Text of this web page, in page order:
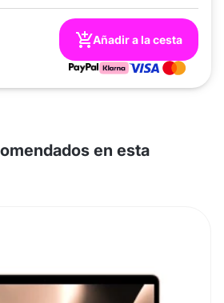
Añadir a la cesta
en esta